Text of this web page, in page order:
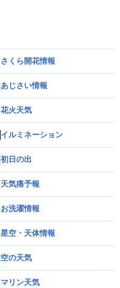
さくら開花情報
あじさい情報
花火天気
イルミネーション
初日の出
天気痛予報
お洗濯情報
星空・天体情報
空の天気
マリン天気